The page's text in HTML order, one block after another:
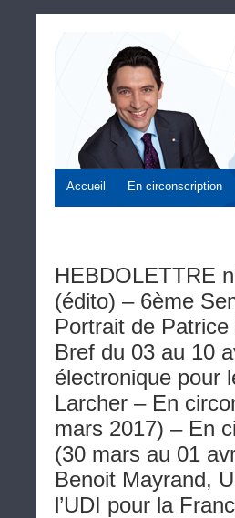
Accueil En circonscription
HEBDOLETTRE
(édito) – 6ème
Portrait de
Bref du 03 au 10
électronique pour
Larcher – En
mars 2017) – En
(30 mars au 01
Benoit Mayrand,
l’UDI pour la